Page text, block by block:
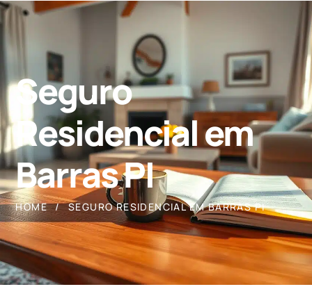
Seguro
Residencial em
Barras PI
HOME SEGURO RESIDENCIAL EM BARRAS PI